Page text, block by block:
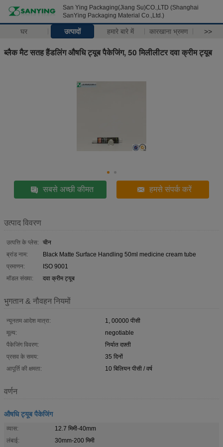
San Ying Packaging(Jiang Su)CO.,LTD (Shanghai
SanYing Packaging Material Co.,Ltd.)
घर उत्पादों हमारे बारे में कारखाना भ्रमण >>
ब्लैक मैट सतह हैंडलिंग औषधि ट्यूब पैकेजिंग, 50 मिलीलीटर दवा क्रीम ट्यूब
सबसे अच्छी कीमत हमसे संपर्क करें
उत्पाद विवरण
उत्पत्ति के प्लेस:
चीन
ब्रांड नाम:
Black Matte Surface Handling 50ml medicine cream tube
प्रमाणन:
ISO 9001
मॉडल संख्या:
दवा क्रीम ट्यूब
भुगतान & नौवहन नियमों
न्यूनतम आदेश मात्रा:
1, 00000 पीसी
मूल्य:
negotiable
पैकेजिंग विवरण:
निर्यात दफ़्ती
प्रसव के समय:
35 दिनों
आपूर्ति की क्षमता:
10 बिलियन पीसी / वर्ष
वर्णन
औषधि ट्यूब पैकेजिंग
व्यास:
12.7 मिमी-40mm
लंबाई:
30mm-200 मिमी